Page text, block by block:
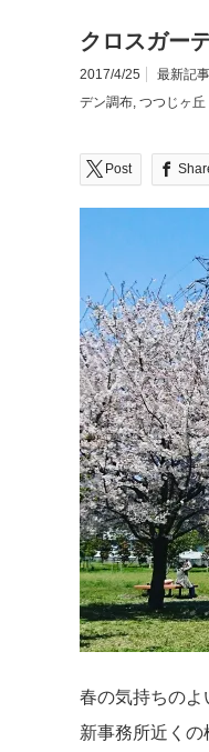
クロスガー
2017/4/25 最新記
デン調布, つつじヶ丘
Post
春の気持ちの
新事務所近くの